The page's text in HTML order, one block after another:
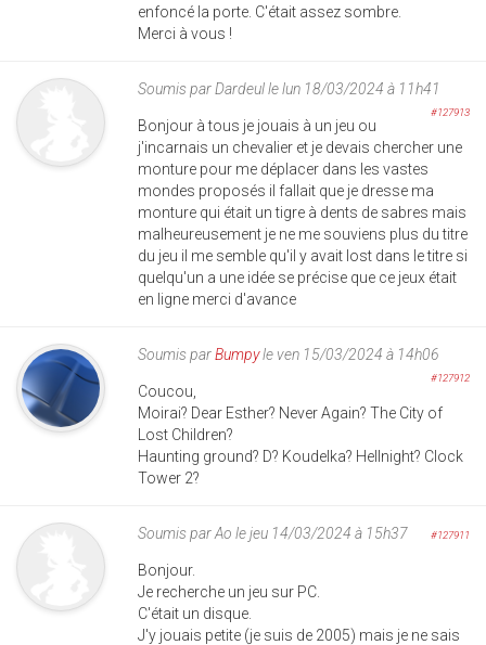
enfoncé la porte. C'était assez sombre.
Merci à vous !
Soumis parDardeulle lun 18/03/2024 à 11h41
#127913
Bonjour à tous je jouais à un jeu ou
j'incarnais un chevalier et je devais chercher une
monture pour me déplacer dans les vastes
mondes proposés il fallait que je dresse ma
monture qui était un tigre à dents de sabres mais
malheureusement je ne me souviens plus du titre
du jeu il me semble qu'il y avait lost dans le titre si
quelqu'un a une idée se précise que ce jeux était
en ligne merci d'avance
Soumis parBumpyle ven 15/03/2024 à 14h06
#127912
Coucou,
Moirai? Dear Esther? Never Again? The City of
Lost Children?
Haunting ground? D? Koudelka? Hellnight? Clock
Tower 2?
Soumis parAo le jeu 14/03/2024 à 15h37 #127911
Bonjour.
Je recherche un jeu sur PC.
C'était un disque.
J'y jouais petite (je suis de 2005) mais je ne sais